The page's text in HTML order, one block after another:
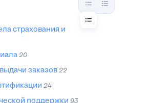
страхования и
20
заказов 22
24
поддержки 93